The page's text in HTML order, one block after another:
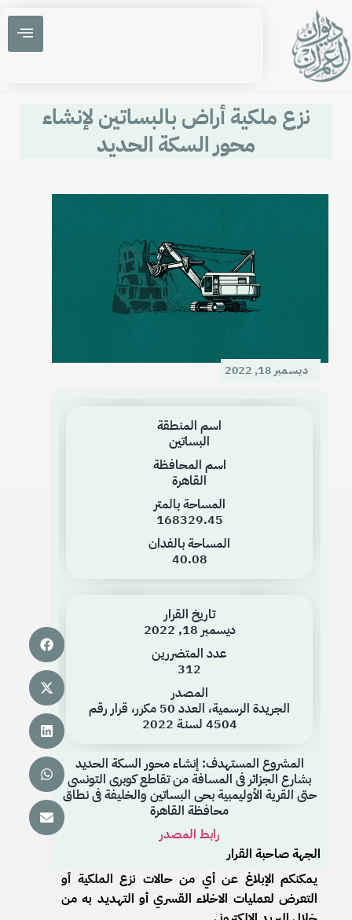
نزع ملكية أراض بالبساتين لإنشاء
محور السكة الحديد
ديسمبر 18, 2022
اسم المنطقة
البساتين
اسم المحافظة
القاهرة
المساحة بالمتر
168329.45
المساحة بالفدان
40.08
تاريخ القرار
ديسمبر 18, 2022
عدد المتضررين
312
المصدر
الجريدة الرسمية، العدد 50 مكرر، قرار رقم
4504 لسنـة 2022
المشروع المستهدف: إنشاء محور السكة الحديد
بشارع الجزائر فى المسافة من تقاطع كوبرى التونسى
حتى القرية الأوليمبية بحى البساتين والخليفة فى نطاق
محافظة القاهرة
رابط المصدر
الجهة صاحبة القرار
يمكنكم الإبلاغ عن أي من حالات نزع الملكية أو
التعرض لعمليات الاخلاء القسري أو التهديد به من